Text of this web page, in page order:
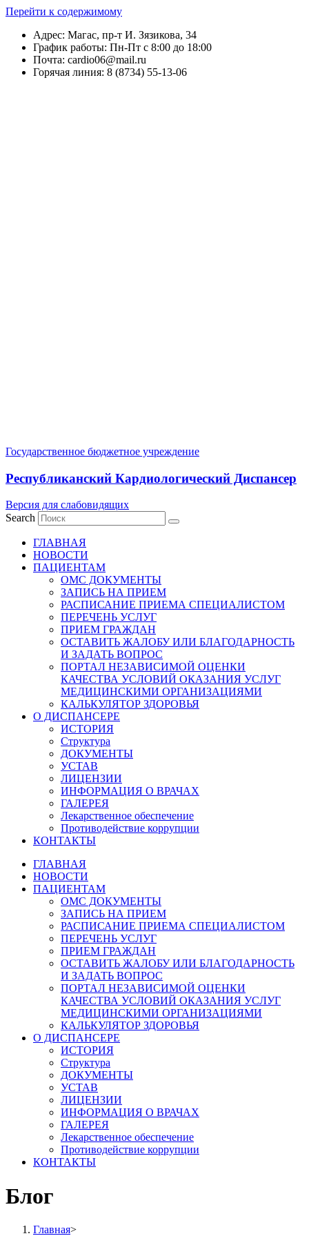
Перейти к содержимому
Адрес: Магас, пр-т И. Зязикова, 34
График работы: Пн-Пт с 8:00 до 18:00
Почта: cardio06@mail.ru
Горячая линия: 8 (8734) 55-13-06
Государственное бюджетное учреждение
Республиканский Кардиологический Диспансер
Версия для слабовидящих
Search
ГЛАВНАЯ
НОВОСТИ
ПАЦИЕНТАМ
ОМС ДОКУМЕНТЫ
ЗАПИСЬ НА ПРИЕМ
РАСПИСАНИЕ ПРИЕМА СПЕЦИАЛИСТОМ
ПЕРЕЧЕНЬ УСЛУГ
ПРИЕМ ГРАЖДАН
ОСТАВИТЬ ЖАЛОБУ ИЛИ БЛАГОДАРНОСТЬ
И ЗАДАТЬ ВОПРОС
ПОРТАЛ НЕЗАВИСИМОЙ ОЦЕНКИ
КАЧЕСТВА УСЛОВИЙ ОКАЗАНИЯ УСЛУГ
МЕДИЦИНСКИМИ ОРГАНИЗАЦИЯМИ
КАЛЬКУЛЯТОР ЗДОРОВЬЯ
О ДИСПАНСЕРЕ
ИСТОРИЯ
Структура
ДОКУМЕНТЫ
УСТАВ
ЛИЦЕНЗИИ
ИНФОРМАЦИЯ О ВРАЧАХ
ГАЛЕРЕЯ
Лекарственное обеспечение
Противодействие коррупции
КОНТАКТЫ
ГЛАВНАЯ
НОВОСТИ
ПАЦИЕНТАМ
ОМС ДОКУМЕНТЫ
ЗАПИСЬ НА ПРИЕМ
РАСПИСАНИЕ ПРИЕМА СПЕЦИАЛИСТОМ
ПЕРЕЧЕНЬ УСЛУГ
ПРИЕМ ГРАЖДАН
ОСТАВИТЬ ЖАЛОБУ ИЛИ БЛАГОДАРНОСТЬ
И ЗАДАТЬ ВОПРОС
ПОРТАЛ НЕЗАВИСИМОЙ ОЦЕНКИ
КАЧЕСТВА УСЛОВИЙ ОКАЗАНИЯ УСЛУГ
МЕДИЦИНСКИМИ ОРГАНИЗАЦИЯМИ
КАЛЬКУЛЯТОР ЗДОРОВЬЯ
О ДИСПАНСЕРЕ
ИСТОРИЯ
Структура
ДОКУМЕНТЫ
УСТАВ
ЛИЦЕНЗИИ
ИНФОРМАЦИЯ О ВРАЧАХ
ГАЛЕРЕЯ
Лекарственное обеспечение
Противодействие коррупции
КОНТАКТЫ
Блог
Главная>